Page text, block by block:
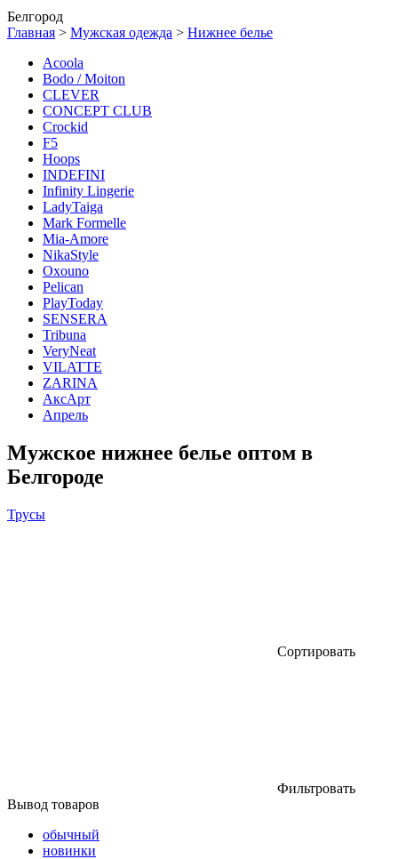
Белгород
Главная > Мужская одежда > Нижнее белье
Acoola
Bodo / Moiton
CLEVER
CONCEPT CLUB
Crockid
F5
Hoops
INDEFINI
Infinity Lingerie
LadyTaiga
Mark Formelle
Mia-Amore
NikaStyle
Oxouno
Pelican
PlayToday
SENSERA
Tribuna
VeryNeat
VILATTE
ZARINA
АксАрт
Апрель
Мужское нижнее белье оптом в
Белгороде
Трусы
Сортировать
Фильтровать
Вывод товаров
обычный
новинки